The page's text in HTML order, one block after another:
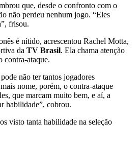
que, desde o confronto com o
não perdeu nenhum jogo. “Eles
frisou.
é nítido, acrescentou Rachel Motta,
da TV Brasil. Ela chama atenção
contra-ataque.
não ter tantos jogadores
nome, porém, o contra-ataque
que marcam muito bem, e aí, a
habilidade”, cobrou.
visto tanta habilidade na seleção